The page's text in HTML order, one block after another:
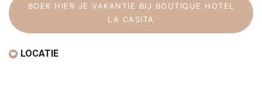
BOEK HIER JE VAKANTIE BIJ BOUTIQUE HOTEL
LA CASITA
LOCATIE